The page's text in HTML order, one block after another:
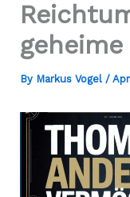
By Markus Vogel /